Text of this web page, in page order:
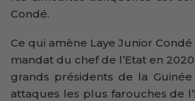
Condé.
Ce qui amène Laye Junior Condé
mandat du chef de l’Etat en
grands présidents de la
attaques les plus farouches de